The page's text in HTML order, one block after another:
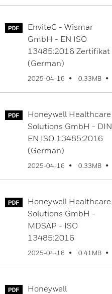
EnviteC - Wismar
GmbH - EN ISO
13485:2016 Zertifikat
(German)
2025-04-16 0.33MB
Honeywell Healthcare
Solutions GmbH - DIN
EN ISO 13485:2016
(German)
2025-04-16 0.33MB
Honeywell Healthcare
Solutions GmbH -
MDSAP - ISO
13485:2016
2025-04-16 0.41MB
Honeywell